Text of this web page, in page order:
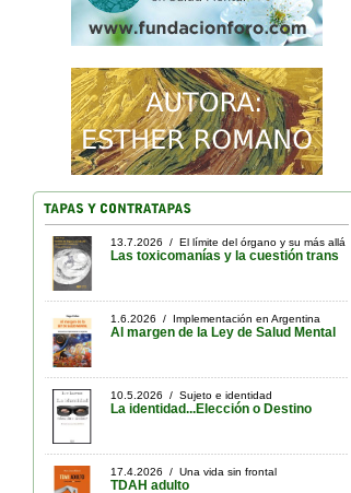
13.7.2026 / El límite del órgano y su más allá
Las toxicomanías y la cuestión trans
1.6.2026 / Implementación en Argentina
Al margen de la Ley de Salud Mental
10.5.2026 / Sujeto e identidad
La identidad...Elección o Destino
17.4.2026 / Una vida sin frontal
TDAH adulto